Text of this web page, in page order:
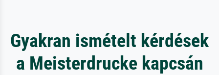
Gyakran ismételt kérdések
a Meisterdrucke kapcsán